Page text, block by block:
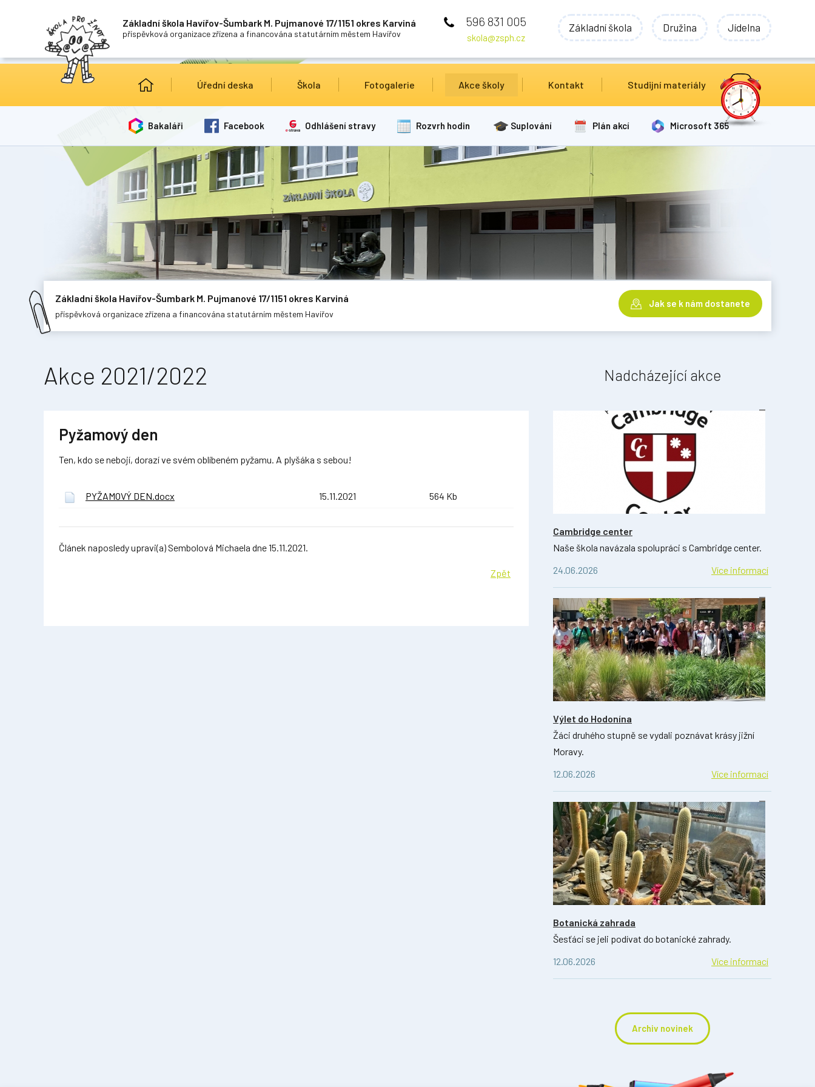
Základní škola Havířov-Šumbark M. Pujmanové 17/1151 okres Karviná
příspěvková organizace zřízena a financována statutárním městem Havířov
596 831 005
skola@zsph.cz
Základní škola Družina Jídelna
Úřední deska Škola Fotogalerie Akce školy Kontakt Studijní materiály
Bakaláři Facebook Odhlášení stravy Rozvrh hodin Suplování Plán akcí Microsoft 365
Základní škola Havířov-Šumbark M. Pujmanové 17/1151 okres Karviná
příspěvková organizace zřízena a financována statutárním městem Havířov
Jak se k nám dostanete
Akce 2021/2022
Pyžamový den
Ten, kdo se nebojí, dorazí ve svém oblíbeném pyžamu. A plyšáka s sebou!
PYŽAMOVÝ DEN.docx 15.11.2021 564 Kb
Článek naposledy upravi(a) Sembolová Michaela dne 15.11.2021.
Zpět
Nadcházející akce
Cambridge center
Naše škola navázala spolupráci s Cambridge center.
24.06.2026
Více informací
Výlet do Hodonína
Žáci druhého stupně se vydali poznávat krásy jižní
Moravy.
12.06.2026
Více informací
Botanická zahrada
Šesťáci se jeli podívat do botanické zahrady.
12.06.2026
Více informací
Archiv novinek